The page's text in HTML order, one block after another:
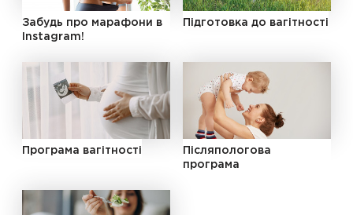
Забудь про марафони в
Instagram!
Підготовка до вагітності
Програма вагітності
Післяпологова
програма